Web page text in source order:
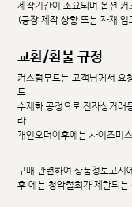
제작기간이 소요되며 옵션
(공장 제작 상황 또는 자재
교환/환불 규정
커스텀무드는 고객님께서 요
드
수제화 공정으로 전자상거래
라
개인오더이후에는 사이즈미
구매 관련하여 상품정보고시
후 에는 청약철회가 제한되는